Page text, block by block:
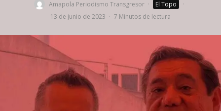
Amapola Periodismo Transgresor · El Topo
·
13 de junio de 2023 · 7 Minutos de lectura